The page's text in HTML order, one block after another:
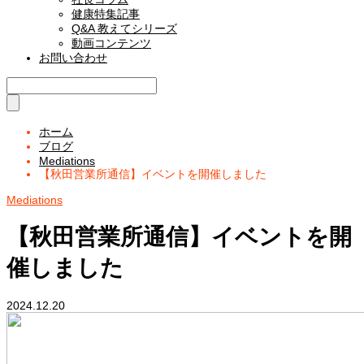
健康特集記事
Q&A 教えてシリーズ
動画コンテンツ
お問い合わせ
ホーム
ブログ
Mediations
【秋田営業所通信】イベントを開催しました
Mediations
【秋田営業所通信】イベントを開
催しました
2024.12.20